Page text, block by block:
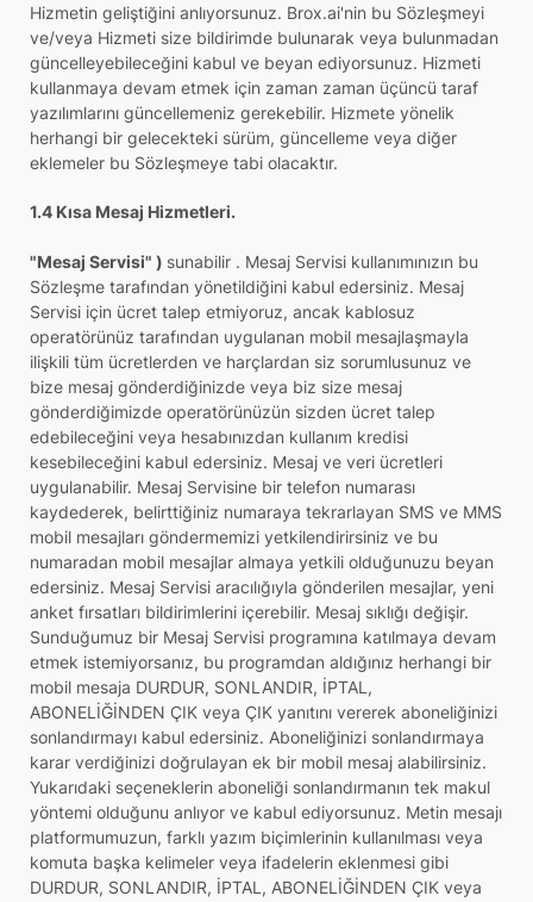
Hizmetin geliştiğini anlıyorsunuz. Brox.ai'nin bu Sözleşmeyi
ve/veya Hizmeti size bildirimde bulunarak veya bulunmadan
güncelleyebileceğini kabul ve beyan ediyorsunuz. Hizmeti
kullanmaya devam etmek için zaman zaman üçüncü taraf
yazılımlarını güncellemeniz gerekebilir. Hizmete yönelik
herhangi bir gelecekteki sürüm, güncelleme veya diğer
eklemeler bu Sözleşmeye tabi olacaktır.
1.4 Kısa Mesaj Hizmetleri.
"Mesaj Servisi" ) sunabilir . Mesaj Servisi kullanımınızın bu
Sözleşme tarafından yönetildiğini kabul edersiniz. Mesaj
Servisi için ücret talep etmiyoruz, ancak kablosuz
operatörünüz tarafından uygulanan mobil mesajlaşmayla
ilişkili tüm ücretlerden ve harçlardan siz sorumlusunuz ve
bize mesaj gönderdiğinizde veya biz size mesaj
gönderdiğimizde operatörünüzün sizden ücret talep
edebileceğini veya hesabınızdan kullanım kredisi
kesebileceğini kabul edersiniz. Mesaj ve veri ücretleri
uygulanabilir. Mesaj Servisine bir telefon numarası
kaydederek, belirttiğiniz numaraya tekrarlayan SMS ve MMS
mobil mesajları göndermemizi yetkilendirirsiniz ve bu
numaradan mobil mesajlar almaya yetkili olduğunuzu beyan
edersiniz. Mesaj Servisi aracılığıyla gönderilen mesajlar, yeni
anket fırsatları bildirimlerini içerebilir. Mesaj sıklığı değişir.
Sunduğumuz bir Mesaj Servisi programına katılmaya devam
etmek istemiyorsanız, bu programdan aldığınız herhangi bir
mobil mesaja DURDUR, SONLANDIR, İPTAL,
ABONELİĞİNDEN ÇIK veya ÇIK yanıtını vererek aboneliğinizi
sonlandırmayı kabul edersiniz. Aboneliğinizi sonlandırmaya
karar verdiğinizi doğrulayan ek bir mobil mesaj alabilirsiniz.
Yukarıdaki seçeneklerin aboneliği sonlandırmanın tek makul
yöntemi olduğunu anlıyor ve kabul ediyorsunuz. Metin mesajı
platformumuzun, farklı yazım biçimlerinin kullanılması veya
komuta başka kelimeler veya ifadelerin eklenmesi gibi
DURDUR, SONLANDIR, İPTAL, ABONELİĞİNDEN ÇIK veya